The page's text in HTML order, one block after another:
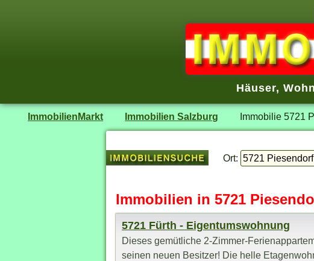
Häuser,
ImmobilienMarkt Immobilien Salzburg Immobilie 5721
Ort:
Immobilien in 5721
5721 Fürth - Eigentumswohnung
Dieses gemütliche 2-Zimmer-
seinen neuen Besitzer! Die helle